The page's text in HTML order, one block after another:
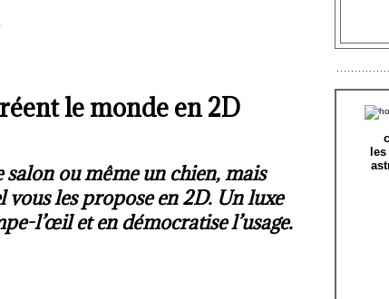
le monde en 2D
ou même un chien, mais
vous les propose en 2D. Un luxe
l’œil et en démocratise l’usage.